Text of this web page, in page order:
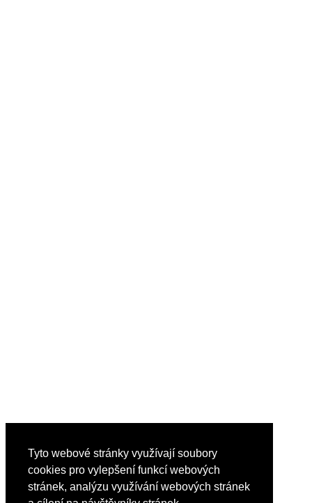
Tyto webové stránky využívají soubory
cookies pro vylepšení funkcí webových
stránek, analýzu využívání webových stránek